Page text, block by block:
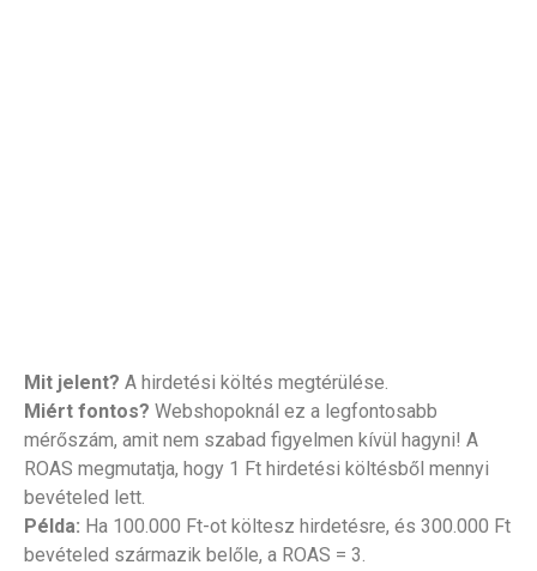
Mit jelent? A hirdetési költés megtérülése.
Miért fontos? Webshopoknál ez a legfontosabb
mérőszám, amit nem szabad figyelmen kívül hagyni! A
ROAS megmutatja, hogy 1 Ft hirdetési költésből mennyi
bevételed lett.
Példa: Ha 100.000 Ft-ot költesz hirdetésre, és 300.000 Ft
bevételed származik belőle, a ROAS = 3.